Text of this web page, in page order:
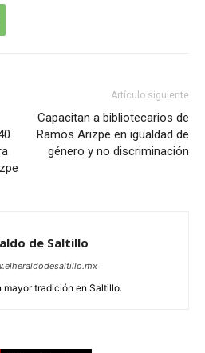
Artículo siguiente
Capacitan a bibliotecarios de
Ramos Arizpe en igualdad de
género y no discriminación
de Saltillo
mayor tradición en Saltillo.